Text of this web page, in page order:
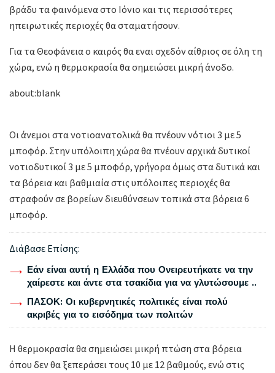
βράδυ τα φαινόμενα στο Ιόνιο και τις περισσότερες
ηπειρωτικές περιοχές θα σταματήσουν.
Για τα Θεοφάνεια ο καιρός θα εναι σχεδόν αίθριος σε όλη τη
χώρα, ενώ η θερμοκρασία θα σημειώσει μικρή άνοδο.
about:blank
Οι άνεμοι στα νοτιοανατολικά θα πνέουν νότιοι 3 με 5
μποφόρ. Στην υπόλοιπη χώρα θα πνέουν αρχικά δυτικοί
νοτιοδυτικοί 3 με 5 μποφόρ, γρήγορα όμως στα δυτικά και
τα βόρεια και βαθμιαία στις υπόλοιπες περιοχές θα
στραφούν σε βορείων διευθύνσεων τοπικά στα βόρεια 6
μποφόρ.
Διάβασε Επίσης:
Εάν είναι αυτή η Ελλάδα που Ονειρευτήκατε να την
χαίρεστε και άντε στα τσακίδια για να γλυτώσουμε ..
ΠΑΣΟΚ: Οι κυβερνητικές πολιτικές είναι πολύ
ακριβές για το εισόδημα των πολιτών
Η θερμοκρασία θα σημειώσει μικρή πτώση στα βόρεια
όπου δεν θα ξεπεράσει τους 10 με 12 βαθμούς, ενώ στις